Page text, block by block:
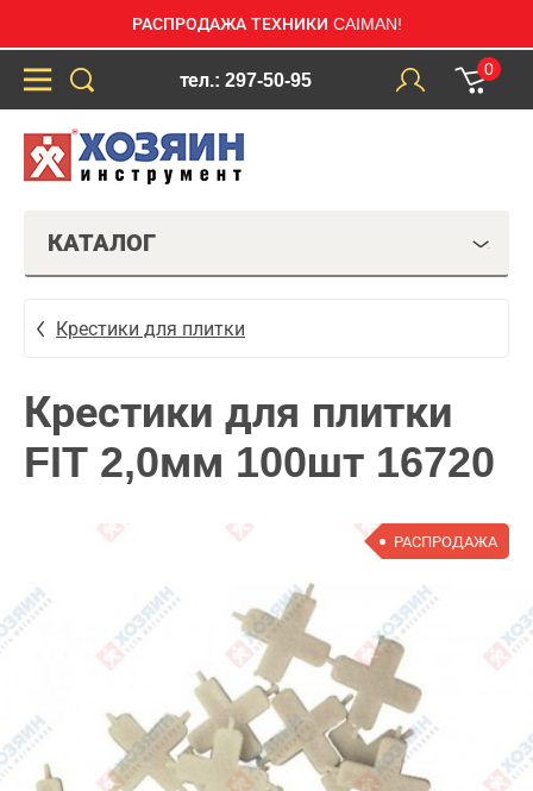
РАСПРОДАЖА ТЕХНИКИ CAIMAN!
тел.: 297-50-95
0
КАТАЛОГ
Крестики для плитки
Крестики для плитки
FIT 2,0мм 100шт 16720
РАСПРОДАЖА